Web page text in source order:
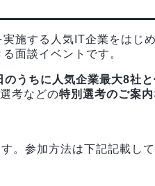
施する人気IT企業をはじ
面談イベントです。
のうちに人気企業最大8社
考などの特別選考のご案
。参加方法は下記記載し